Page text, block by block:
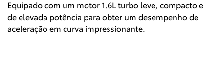
Equipado com um motor 1.6L turbo leve, compacto e
de elevada potência para obter um desempenho de
aceleração em curva impressionante.